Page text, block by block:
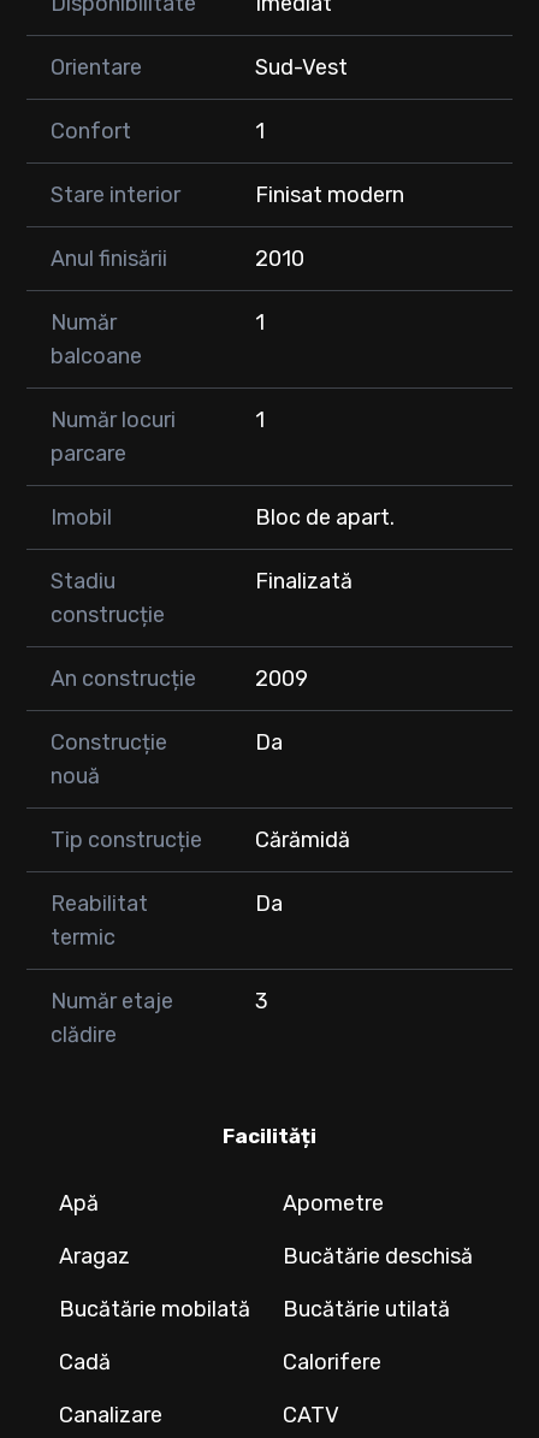
Orientare Sud-Vest
Confort 1
Stare interior Finisat modern
Anul finisării 2010
Număr
balcoane
1
Număr locuri
parcare
1
Imobil Bloc de apart.
Stadiu
construcție
Finalizată
An construcție 2009
Construcție
nouă
Da
Tip construcție Cărămidă
Reabilitat
termic
Da
Număr etaje
clădire
3
Facilități
Apă
Apometre
Aragaz
Bucătărie deschisă
Bucătărie mobilată
Bucătărie utilată
Cadă
Calorifere
Canalizare
CATV